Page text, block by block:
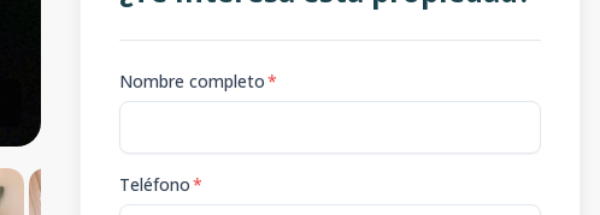
Nombre completo*
Teléfono*